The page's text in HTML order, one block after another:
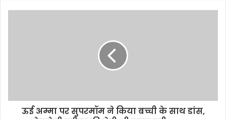
ऊई अम्मा पर सुपरमॉम ने किया बच्ची के साथ डांस,